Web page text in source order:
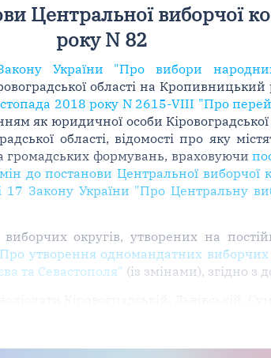
Центральної виборчої
року N 82
України "Про вибори
області на Кропивницький
2018 року N 2615-VIII "Про
як юридичної особи Кіровоградської
області, відомості про яку
громадських формувань, враховуючи
до постанови Центральної виборчої
17 Закону України "Про Центральну
округів, утворених на
утворення одномандатних
та Севастополя" (із змінами), згідно з